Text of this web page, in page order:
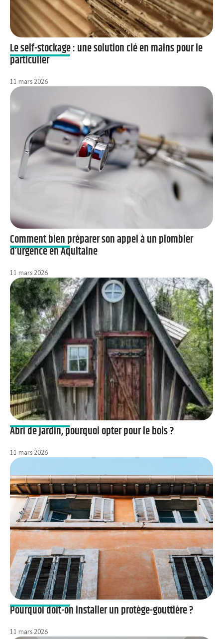
Le self-stockage : une solution clé en mains pour le
particulier
11 mars 2026
Comment bien préparer son appel à un plombier
d’urgence en Aquitaine
11 mars 2026
Abri de jardin, pourquoi opter pour le bois ?
11 mars 2026
Pourquoi doit-on installer un protège-gouttière ?
11 mars 2026